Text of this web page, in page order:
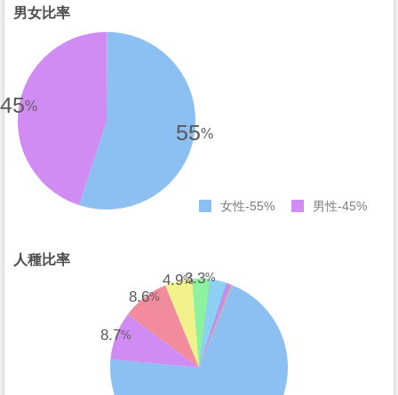
男女比率
55%
45%
女性 55% 男性 45%
人種比率
8.7%
8.6%
4.9%
3.3%